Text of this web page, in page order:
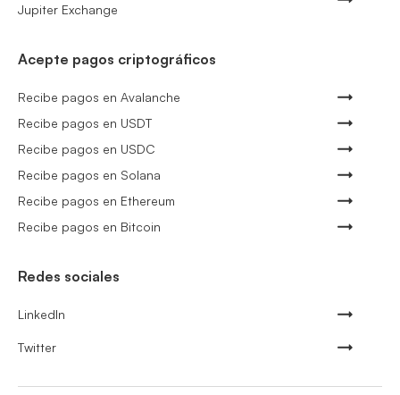
Jupiter Exchange
Acepte pagos criptográficos
Recibe pagos en Avalanche
Recibe pagos en USDT
Recibe pagos en USDC
Recibe pagos en Solana
Recibe pagos en Ethereum
Recibe pagos en Bitcoin
Redes sociales
LinkedIn
Twitter